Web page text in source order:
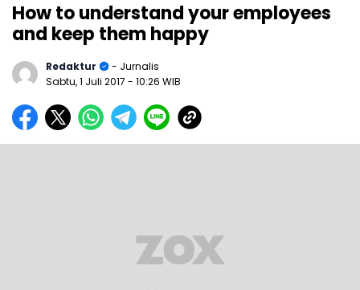
How to understand your employees
and keep them happy
Redaktur
- Jurnalis
Sabtu, 1 Juli 2017 - 10:26 WIB